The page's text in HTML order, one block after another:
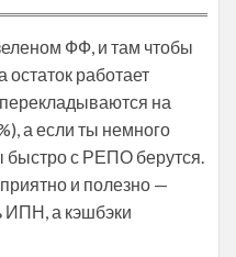
ФФ, и там чтобы
остаток работает
на
а если ты немного
быстро с РЕПО берутся.
и полезно —
ИПН, а кэшбэки